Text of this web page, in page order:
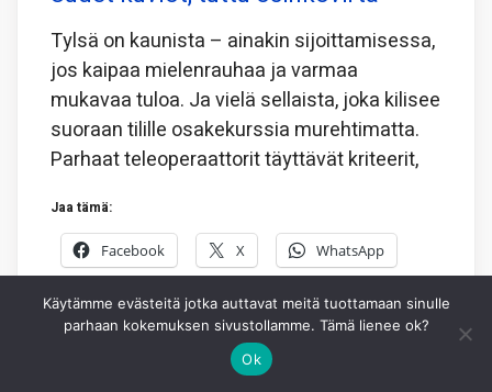
Tylsä on kaunista – ainakin sijoittamisessa,
jos kaipaa mielenrauhaa ja varmaa
mukavaa tuloa. Ja vielä sellaista, joka kilisee
suoraan tilille osakekurssia murehtimatta.
Parhaat teleoperaattorit täyttävät kriteerit,
Jaa tämä:
Facebook X WhatsApp
3.8.2026 HEIKKI IKONEN
Käytämme evästeitä jotka auttavat meitä tuottamaan sinulle
parhaan kokemuksen sivustollamme. Tämä lienee ok?
Ok